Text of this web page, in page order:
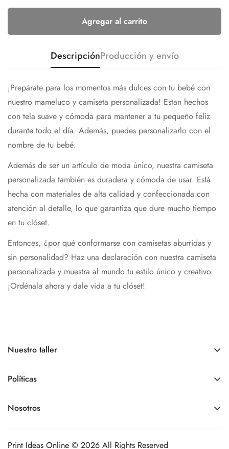
Agregar al carrito
DescripciónProducción y envío
¡Prepárate para los momentos más dulces con tu bebé con
nuestro mameluco y camiseta personalizada! Estan hechos
con tela suave y cómoda para mantener a tu pequeño feliz
durante todo el día. Además, puedes personalizarlo con el
nombre de tu bebé.
Además de ser un artículo de moda único, nuestra camiseta
personalizada también es duradera y cómoda de usar. Está
hecha con materiales de alta calidad y confeccionada con
atención al detalle, lo que garantiza que dure mucho tiempo
en tu clóset.
Entonces, ¿por qué conformarse con camisetas aburridas y
sin personalidad? Haz una declaración con nuestra camiseta
personalizada y muestra al mundo tu estilo único y creativo.
¡Ordénala ahora y dale vida a tu clóset!
Nuestro taller
de lunes a viernes de 9:00 am a 6:00 pm, sábados y
+1 809 963 9012
Políticas
Políticas de envíos
Nosotros
Nuestro taller de producción está en la Juan Tomas Mejía y
Print Ideas Online © 2026 All Rights Reserved